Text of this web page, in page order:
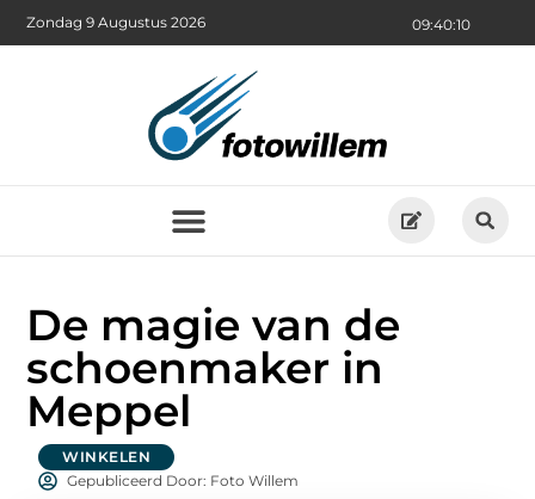
09:40:12
Zondag 9 Augustus 2026
De magie van de
schoenmaker in
Meppel
WINKELEN
Gepubliceerd Door: Foto Willem